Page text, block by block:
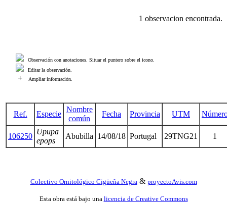
1 observacion encontrada.
Observación con anotaciones. Situar el puntero sobre el icono.
Editar la observación.
+ Ampliar información.
Ref. Especie
Nombre
común
Fecha Provincia UTM
106250
Upupa
epops
Abubilla 14/08/18 Portugal 29TNG21 1
Colectivo Ornitológico Cigüeña Negra & proyectoAvis.com
Esta obra está bajo una licencia de Creative Commons